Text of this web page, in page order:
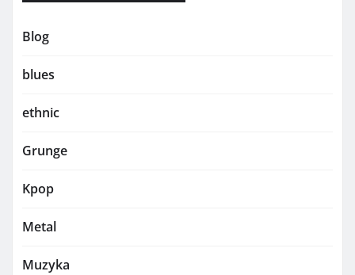
Blog
blues
ethnic
Grunge
Kpop
Metal
Muzyka